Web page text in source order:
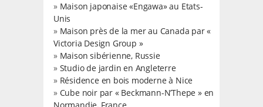
» Maison japonaise «Engawa» au Etats-
Unis
» Maison près de la mer au Canada par «
Victoria Design Group »
» Maison sibérienne, Russie
» Studio de jardin en Angleterre
» Résidence en bois moderne à Nice
» Cube noir par « Beckmann-N’Thepe » en